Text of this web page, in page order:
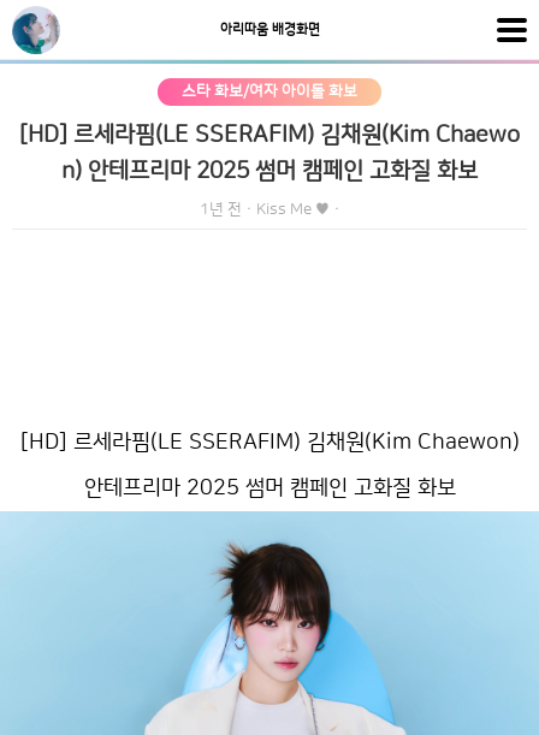
아리따움 배경화면
스타 화보/여자 아이돌 화보
[HD] 르세라핌(LE SSERAFIM) 김채원(Kim Chaewo
n) 안테프리마 2025 썸머 캠페인 고화질 화보
1년 전 · Kiss Me ♥ ·
[HD] 르세라핌(LE SSERAFIM) 김채원(Kim Chaewon)
안테프리마 2025 썸머 캠페인 고화질 화보